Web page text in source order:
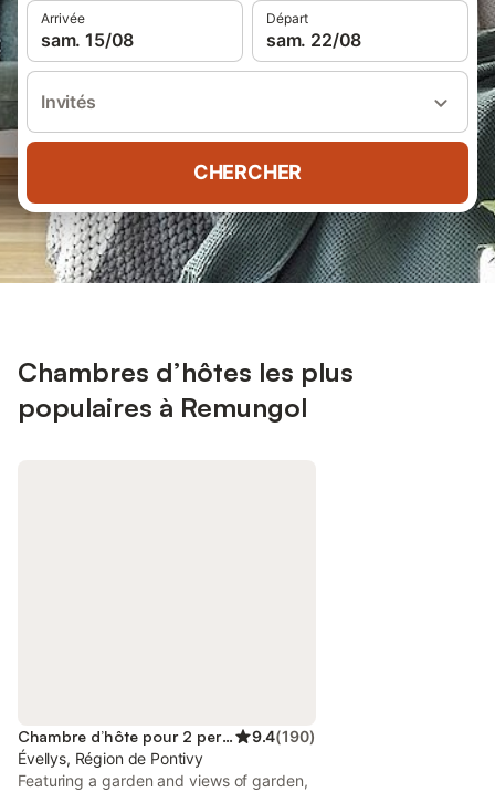
Arrivée
sam. 15/08
Départ
sam. 22/08
Invités
CHERCHER
Chambres d’hôtes les plus
populaires à Remungol
Chambre d’hôte pour 2 personnes 9.4(190)
Évellys, Région de Pontivy
Featuring a garden and views of garden,